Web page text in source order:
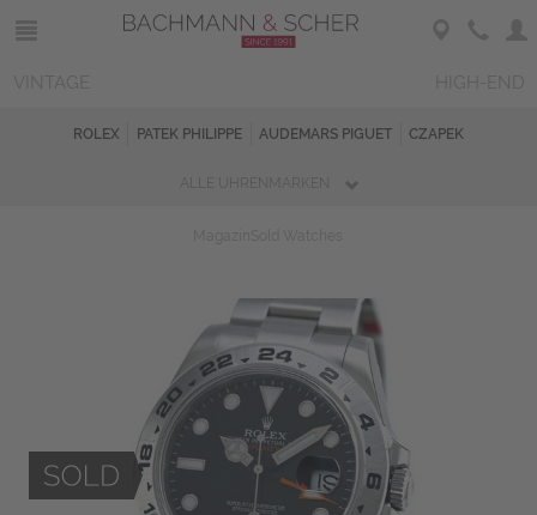
ROLEX PATEK PHILIPPE AUDEMARS PIGUET CZAPEK